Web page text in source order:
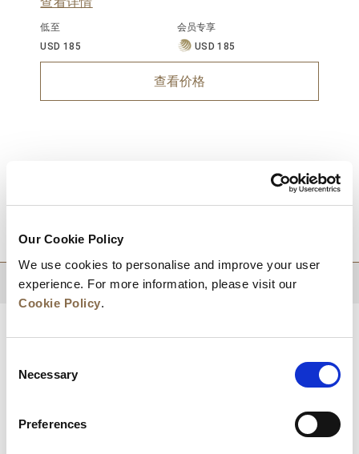
Our Cookie Policy
We use cookies to personalise and improve your user
experience. For more information, please visit our
Cookie Policy.
Selection
Necessary
Preferences
低至
USD 185
会员专享
USD 185
查看价格
目的地